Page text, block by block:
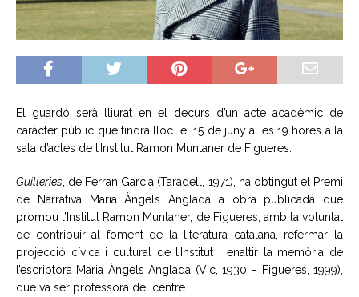
El guardó serà lliurat en el decurs d’un acte acadèmic de
caràcter públic que tindrà lloc el 15 de juny a les 19 hores a la
sala d’actes de l’Institut Ramon Muntaner de Figueres.
Guilleries , de Ferran Garcia (Taradell, 1971), ha obtingut el Premi
de Narrativa Maria Àngels Anglada a obra publicada que
promou l’Institut Ramon Muntaner, de Figueres, amb la voluntat
de contribuir al foment de la literatura catalana, refermar la
projecció cívica i cultural de l’Institut i enaltir la memòria de
l’escriptora Maria Àngels Anglada (Vic, 1930 – Figueres, 1999),
que va ser professora del centre.